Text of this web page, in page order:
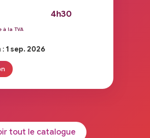
à la TVA
4h30
: 1 sep. 2026
tout le catalogue